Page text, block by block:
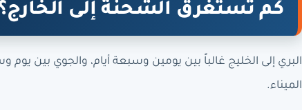
كم تستغرق الشحنة إلى
البري إلى الخليج غالباً بين يومين وسبعة أيام، والجوي بين
الميناء.